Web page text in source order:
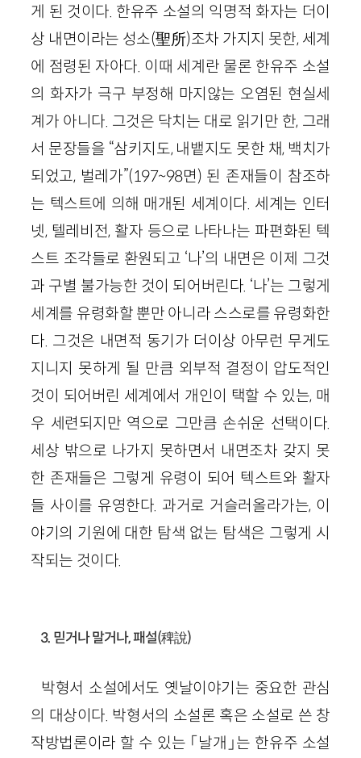
게 된 것이다. 한유주 소설의 익명적 화자는 더이
상 내면이라는 성소(聖所)조차 가지지 못한, 세계
에 점령된 자아다. 이때 세계란 물론 한유주 소설
의 화자가 극구 부정해 마지않는 오염된 현실세
계가 아니다. 그것은 닥치는 대로 읽기만 한, 그래
서 문장들을 “삼키지도, 내뱉지도 못한 채, 백치가
되었고, 벌레가”(197~98면) 된 존재들이 참조하
는 텍스트에 의해 매개된 세계이다. 세계는 인터
넷, 텔레비전, 활자 등으로 나타나는 파편화된 텍
스트 조각들로 환원되고 ‘나’의 내면은 이제 그것
과 구별 불가능한 것이 되어버린다. ‘나’는 그렇게
세계를 유령화할 뿐만 아니라 스스로를 유령화한
다. 그것은 내면적 동기가 더이상 아무런 무게도
지니지 못하게 될 만큼 외부적 결정이 압도적인
것이 되어버린 세계에서 개인이 택할 수 있는, 매
우 세련되지만 역으로 그만큼 손쉬운 선택이다.
세상 밖으로 나가지 못하면서 내면조차 갖지 못
한 존재들은 그렇게 유령이 되어 텍스트와 활자
들 사이를 유영한다. 과거로 거슬러올라가는, 이
야기의 기원에 대한 탐색 없는 탐색은 그렇게 시
작되는 것이다.
3. 믿거나 말거나, 패설(稗說)
박형서 소설에서도 옛날이야기는 중요한 관심
의 대상이다. 박형서의 소설론 혹은 소설로 쓴 창
작방법론이라 할 수 있는 「날개」는 한유주 소설